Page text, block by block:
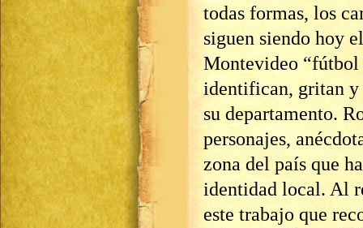
todas formas, los
siguen siendo hoy
Montevideo “fútbol
identifican, gritan y
su departamento.
personajes,
zona del país que
identidad local. Al
este trabajo que